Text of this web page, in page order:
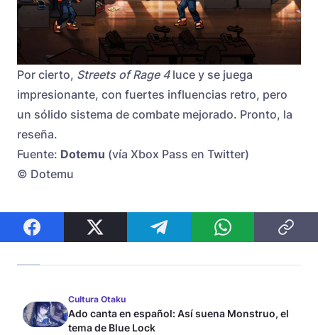
Por cierto, Streets of Rage 4luce y se juega
impresionante, con fuertes influencias retro, pero
un sólido sistema de combate mejorado. Pronto, la
reseña.
Fuente: Dotemu (vía Xbox Pass en Twitter)
© Dotemu
Cultura Otaku
Ado canta en español: Así suena Monstruo, el
tema de Blue Lock